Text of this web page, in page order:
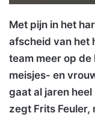
Met pijn in het
afscheid van het
team meer op de
meisjes- en
gaat al jaren heel
zegt Frits